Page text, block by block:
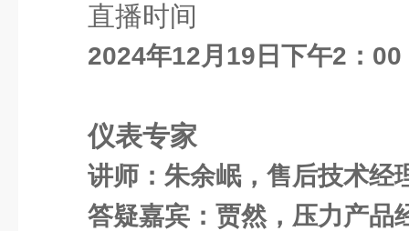
直播时间
2024年12月19日下午2：00
仪表专家
讲师：朱余岷，售后技术经
答疑嘉宾：贾然，压力产品